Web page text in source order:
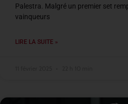
Palestra. Malgré un premier set
vainqueurs
LIRE LA SUITE »